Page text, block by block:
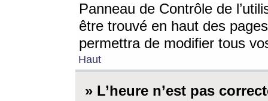
Panneau de Contrôle de
être trouvé en haut des
permettra de modifier tous
Haut
» L’heure n’est pas